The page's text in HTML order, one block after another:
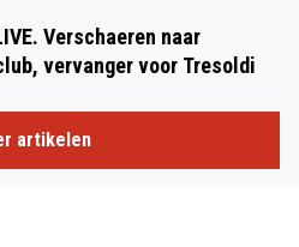
Verschaeren naar
vervanger voor Tresoldi
artikelen